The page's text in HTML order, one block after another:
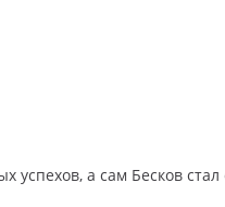
успехов, а сам Бесков